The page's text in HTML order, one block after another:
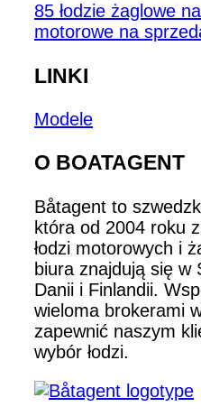
85 łodzie żaglowe
motorowe na
LINKI
Modele
O BOATAGENT
Båtagent to
która od 2004 roku
łodzi motorowych i
biura znajdują się w
Danii i Finlandii.
wieloma brokerami
zapewnić naszym
wybór łodzi.